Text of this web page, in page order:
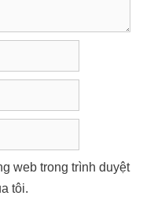
web trong trình duyệt
tôi.